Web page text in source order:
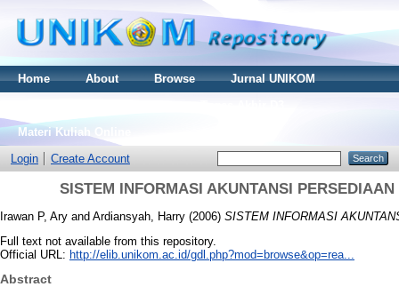
Home About Browse
Jurnal UNIKOM
Materi Kuliah Online
Login
Create Account
SISTEM INFORMASI AKUNTANSI
Irawan P, Ary and Ardiansyah, Harry (2006) SISTEM INFORMASI
Full text not available from this repository.
Official URL: http://elib.unikom.ac.id/gdl.php?mod=browse&op=rea...
Abstract